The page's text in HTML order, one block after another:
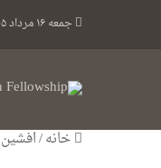
جمعه ۱۶ مرداد ۱۴۰۵
خانه/